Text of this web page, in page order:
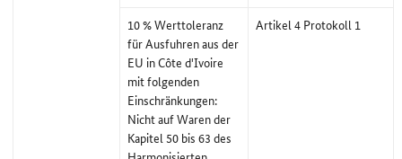
10 % Werttoleranz
für Ausfuhren aus der
EU in Côte d'Ivoire
mit folgenden
Einschränkungen:
Nicht auf Waren der
Kapitel 50 bis 63 des
Artikel 4 Protokoll 1